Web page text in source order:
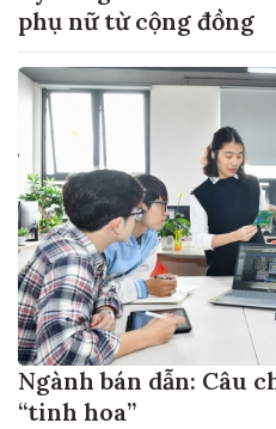
phụ nữ từ cộng đồng
Ngành bán dẫn: Câu
“tinh hoa”